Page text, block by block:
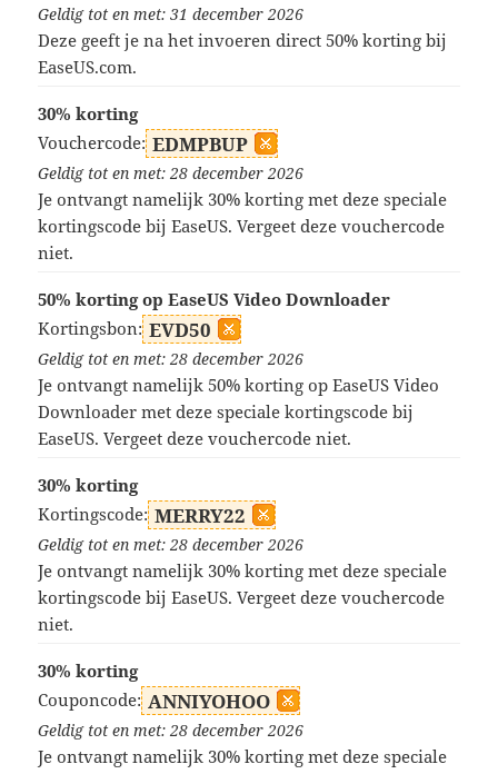
Geldig tot en met: 31 december 2026
Deze geeft je na het invoeren direct 50% korting bij
EaseUS.com.
30% korting
Vouchercode: EDMPBUP
Geldig tot en met: 28 december 2026
Je ontvangt namelijk 30% korting met deze speciale
kortingscode bij EaseUS. Vergeet deze vouchercode
niet.
50% korting op EaseUS Video Downloader
Kortingsbon: EVD50
Geldig tot en met: 28 december 2026
Je ontvangt namelijk 50% korting op EaseUS Video
Downloader met deze speciale kortingscode bij
EaseUS. Vergeet deze vouchercode niet.
30% korting
Kortingscode: MERRY22
Geldig tot en met: 28 december 2026
Je ontvangt namelijk 30% korting met deze speciale
kortingscode bij EaseUS. Vergeet deze vouchercode
niet.
30% korting
Couponcode: ANNIYOHOO
Geldig tot en met: 28 december 2026
Je ontvangt namelijk 30% korting met deze speciale